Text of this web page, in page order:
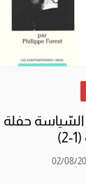
حفلة
02/08/